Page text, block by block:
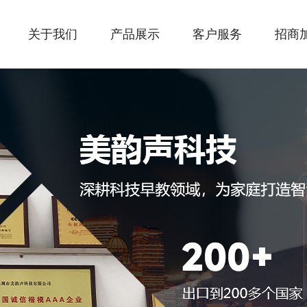
关于我们 产品展示 客户服务 招商